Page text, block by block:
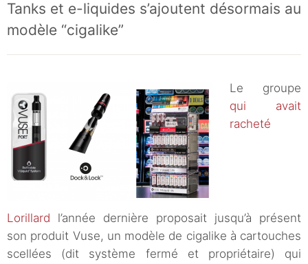
Tanks et e-liquides s’ajoutent désormais au
modèle “cigalike”
Le groupe
qui avait
racheté
Lorillard l’année dernière proposait jusqu’à présent
son produit Vuse, un modèle de cigalike à cartouches
scellées (dit système fermé et propriétaire) qui